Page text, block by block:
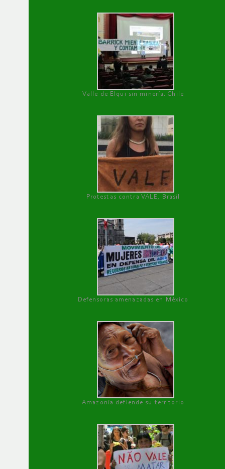
Valle de Elqui sin minería. Chile
Protestas contra VALE, Brasil
Defensoras amenazadas en México
Amazonía defiende su territorio